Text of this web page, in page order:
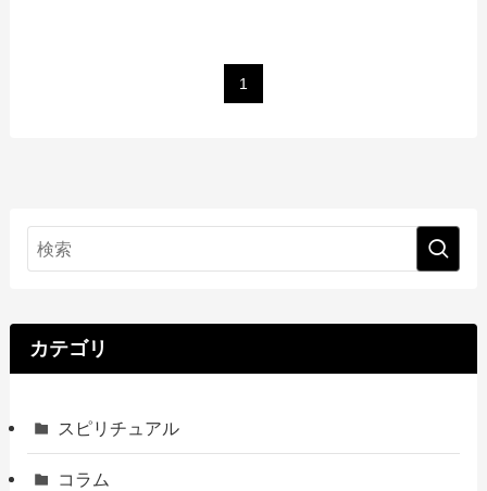
1
カテゴリ
スピリチュアル
コラム